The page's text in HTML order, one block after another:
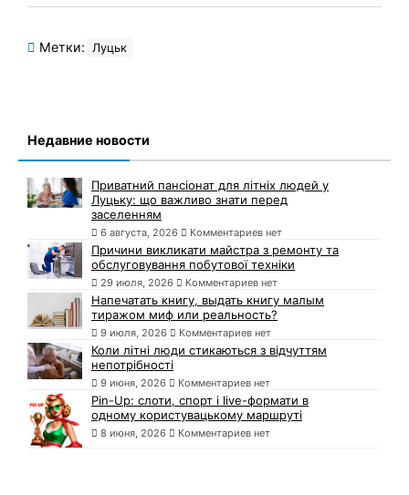
Метки: Луцьк
Недавние новости
Приватний пансіонат для літніх людей у
Луцьку: що важливо знати перед
заселенням
6 августа, 2026 Комментариев нет
Причини викликати майстра з ремонту та
обслуговування побутової техніки
29 июля, 2026 Комментариев нет
Напечатать книгу, выдать книгу малым
тиражом миф или реальность?
9 июля, 2026 Комментариев нет
Коли літні люди стикаються з відчуттям
непотрібності
9 июня, 2026 Комментариев нет
Pin-Up: слоти, спорт і live-формати в
одному користувацькому маршруті
8 июня, 2026 Комментариев нет